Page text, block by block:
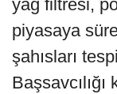
yağ filtresi,
piyasaya
şahısları